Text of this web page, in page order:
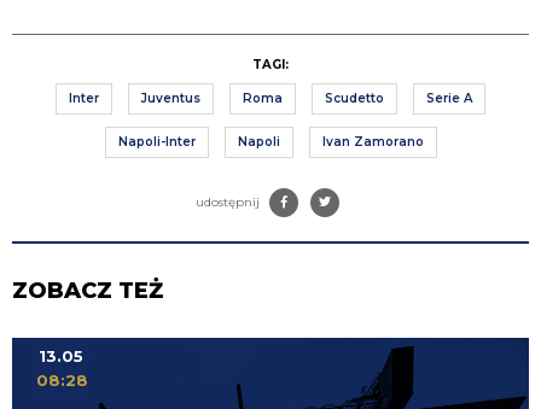
TAGI:
Inter Juventus Roma Scudetto Serie A
Napoli-Inter Napoli Ivan Zamorano
udostępnij
ZOBACZ TEŻ
13.05
08:28